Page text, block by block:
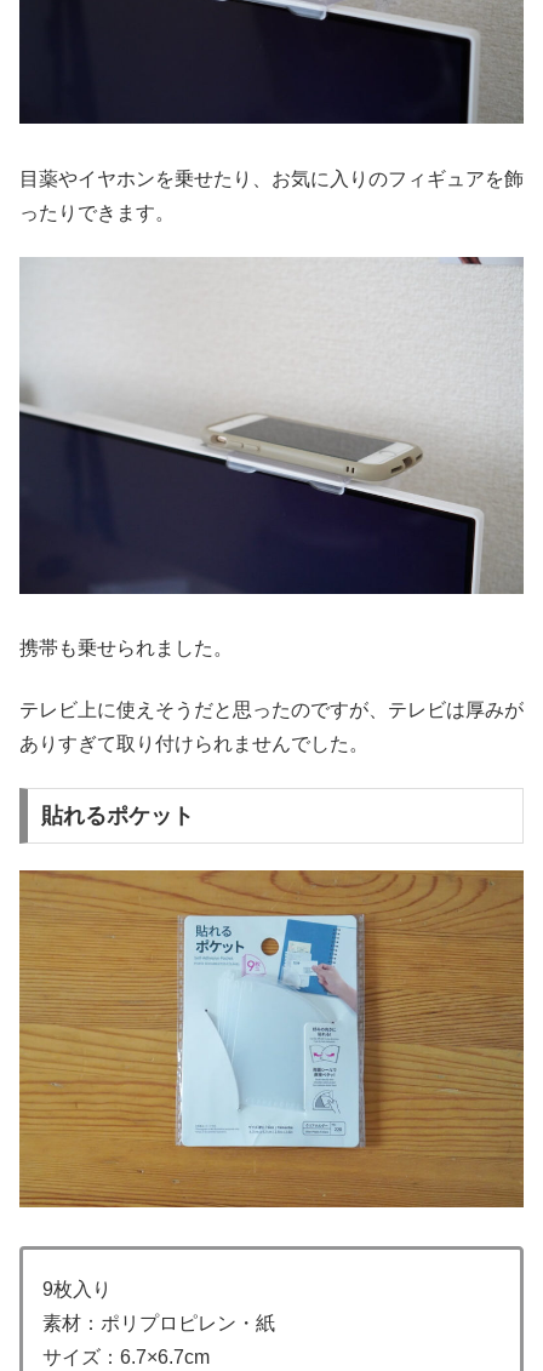
目薬やイヤホンを乗せたり、お気に入りのフィギュアを飾
ったりできます。
携帯も乗せられました。
テレビ上に使えそうだと思ったのですが、テレビは厚みが
ありすぎて取り付けられませんでした。
貼れるポケット
9枚入り
素材：ポリプロピレン・紙
サイズ：6.7×6.7cm